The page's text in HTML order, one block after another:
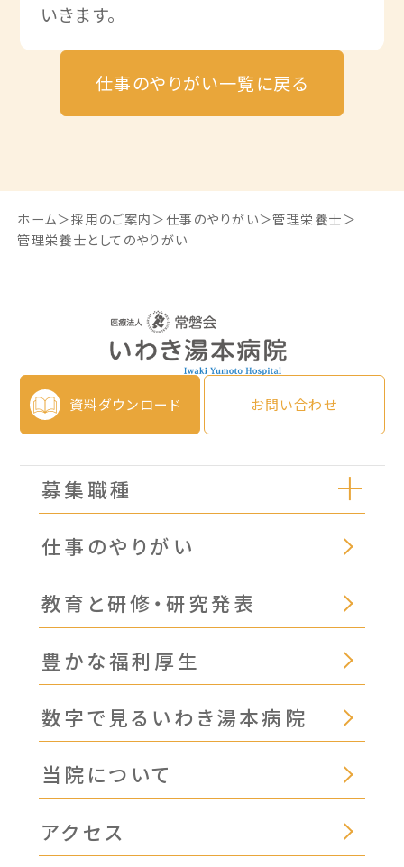
ホーム 採用のご案内 仕事のやりがい
管理栄養士
管理栄養士としてのやりがい
いきます。
仕事のやりがい一覧に戻る
資料ダウンロード お問い合わせ
募集職種
仕事のやりがい
教育と研修・研究発表
豊かな福利厚生
数字で見るいわき湯本病院
当院について
アクセス